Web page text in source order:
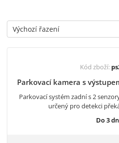
Kód zboží:
Parkovací kamera s
Parkovací systém zadní s 2
určený pro detekci
Do 3